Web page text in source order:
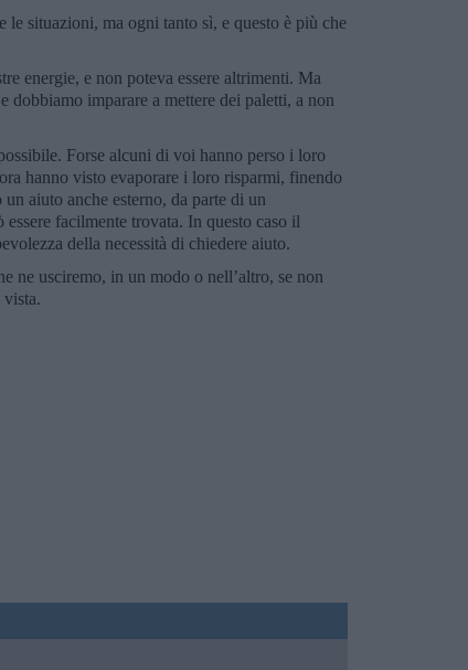
situazioni, ma ogni tanto sì, e questo è più che
energie, e non poteva essere altrimenti. Ma
dobbiamo imparare a mettere dei paletti, a non
Forse alcuni di voi hanno perso i loro
hanno visto evaporare i loro risparmi, finendo
aiuto anche esterno, da parte di un
facilmente trovata. In questo caso il
della necessità di chiedere aiuto.
ne usciremo, in un modo o nell’altro, se non